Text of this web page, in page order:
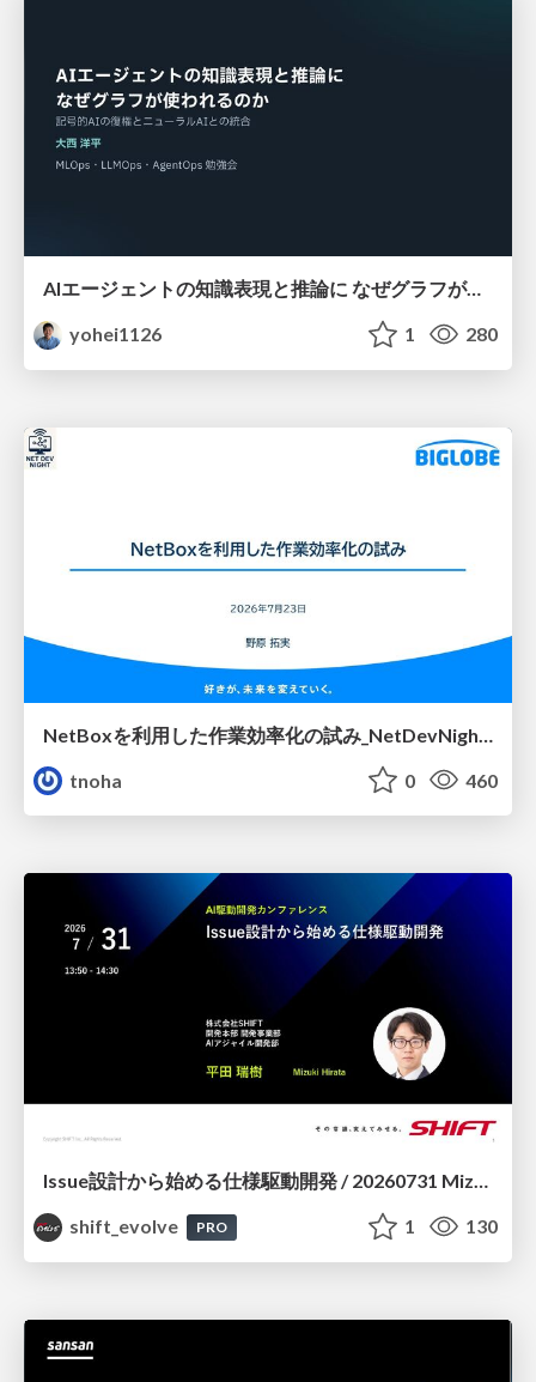
AIエージェントの知識表現と推論に なぜグラフが使われるのか - 記号的AIの復権とニューラルAIとの統合
yohei1126
1 280
tnoha
0 460
Issue設計から始める仕様駆動開発 / 20260731 Mizuki Hirata
shift_evolve
PRO 1 130